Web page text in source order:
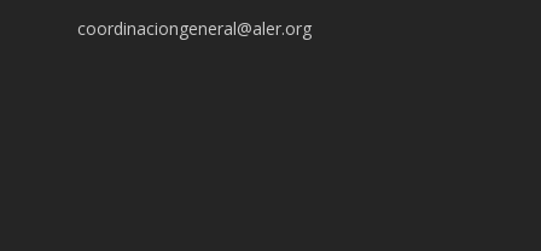
coordinaciongeneral@aler.org